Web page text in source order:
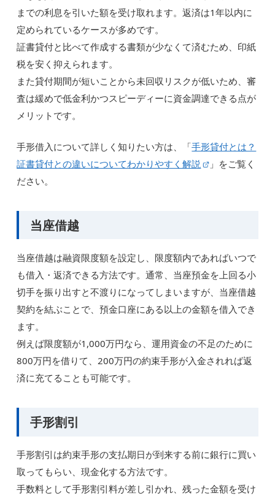
までの利息を引いた額を受け取れます。返済は1年以内に
定められているケースが多めです。
証書貸付と比べて作成する書類が少なくて済むため、印紙
税を安く抑えられます。
また貸付期間が短いことから未回収リスクが低いため、審
査は緩めで低金利かつスピーディーに資金調達できる点が
メリットです。
手形借入について詳しく知りたい方は、「手形貸付とは？
証書貸付との違いについてわかりやすく解説
」をご覧く
ださい。
当座借越
当座借越は融資限度額を設定し、限度額内であればいつで
も借入・返済できる方法です。通常、当座預金を上回る小
切手を振り出すと不渡りになってしまいますが、当座借越
契約を結ぶことで、預金口座にある以上の金額を借入でき
ます。
例えば限度額が1,000万円なら、運用資金の不足のために
800万円を借りて、200万円の約束手形が入金されれば返
済に充てることも可能です。
手形割引
手形割引は約束手形の支払期日が到来する前に銀行に買い
取ってもらい、現金化する方法です。
手数料として手形割引料が差し引かれ、残った金額を受け